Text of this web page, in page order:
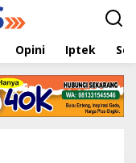
Opini Iptek